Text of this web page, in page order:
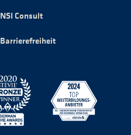
NSI Consult
Barrierefreiheit